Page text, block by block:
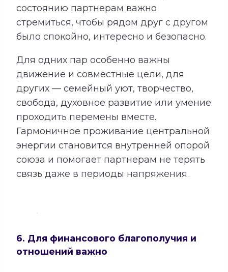
состоянию партнерам важно
стремиться, чтобы рядом друг с другом
было спокойно, интересно и безопасно.
Для одних пар особенно важны
движение и совместные цели, для
других — семейный уют, творчество,
свобода, духовное развитие или умение
проходить перемены вместе.
Гармоничное проживание центральной
энергии становится внутренней опорой
союза и помогает партнерам не терять
связь даже в периоды напряжения.
6. Для финансового благополучия и
отношений важно